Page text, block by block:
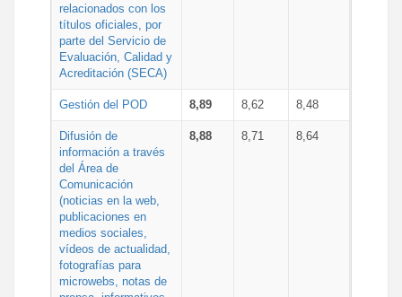
relacionados con los
títulos oficiales, por
parte del Servicio de
Evaluación, Calidad y
Acreditación (SECA)
Gestión del POD 8,89 8,62 8,48
Difusión de
información a través
del Área de
Comunicación
(noticias en la web,
publicaciones en
medios sociales,
vídeos de actualidad,
fotografías para
microwebs, notas de
8,88 8,71 8,64